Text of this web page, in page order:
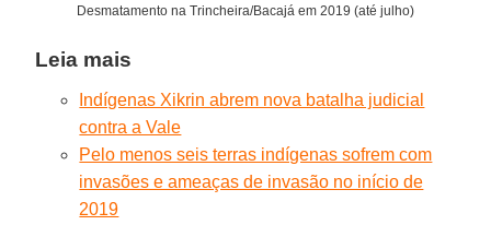
Desmatamento na Trincheira/Bacajá em 2019 (até julho)
Leia mais
Indígenas Xikrin abrem nova batalha judicial
contra a Vale
Pelo menos seis terras indígenas sofrem com
invasões e ameaças de invasão no início de
2019